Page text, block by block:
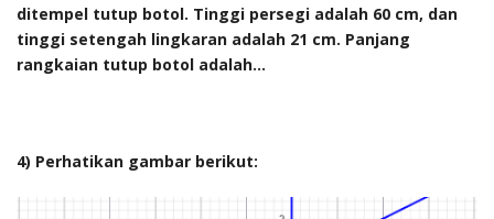
ditempel tutup botol. Tinggi persegi adalah 60 cm, dan
tinggi setengah lingkaran adalah 21 cm. Panjang
rangkaian tutup botol adalah...
4) Perhatikan gambar berikut: